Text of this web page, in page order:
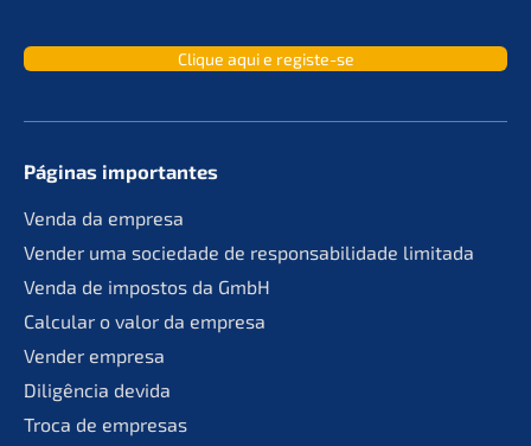
Clique aqui e registe-se
Páginas importan­tes
Venda da empresa
Vender uma socie­da­de de responsa­bil­ida­de limitada
Venda de impos­tos da GmbH
Calcu­lar o valor da empresa
Vender empre­sa
Diligên­cia devida
Troca de empresas